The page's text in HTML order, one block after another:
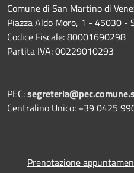
Comune di San Martino di
Piazza Aldo Moro, 1 - 45030 -
Codice Fiscale: 80001690298
Partita IVA: 00229010293
PEC:
Centralino Unico: +39 0425
Prenotazione